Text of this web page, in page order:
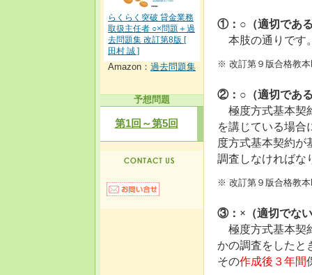
らくらく突破 貸金業務
取扱主任者 ○×問題＋過
去問題集 改訂第8版 [
田村 誠 ]
Amazon： 過去問題集
予想問題
第1回～第5回
①：○（適切であ
本肢の通りです
※ 改訂第９版合格教
②：○（適切であ
極度方式基本契
を講じている場合
度方式基本契約が
調査しなければな
※ 改訂第９版合格教
③：×（適切でな
極度方式基本契
かの調査をしたと
その作成後３年間